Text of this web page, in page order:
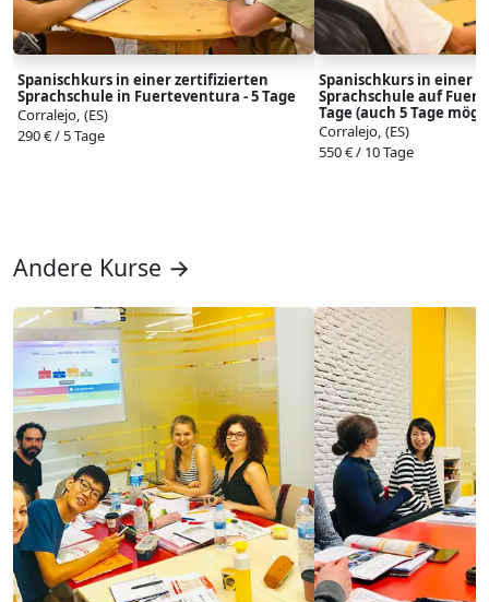
Spanischkurs in einer zertifizierten
Sprachschule in Fuerteventura - 5 Tage
Corralejo, (ES)
290 € / 5 Tage
Spanischkurs in einer
Sprachschule auf
Tage (auch 5 Tage
Corralejo, (ES)
550 € / 10 Tage
Andere Kurse →